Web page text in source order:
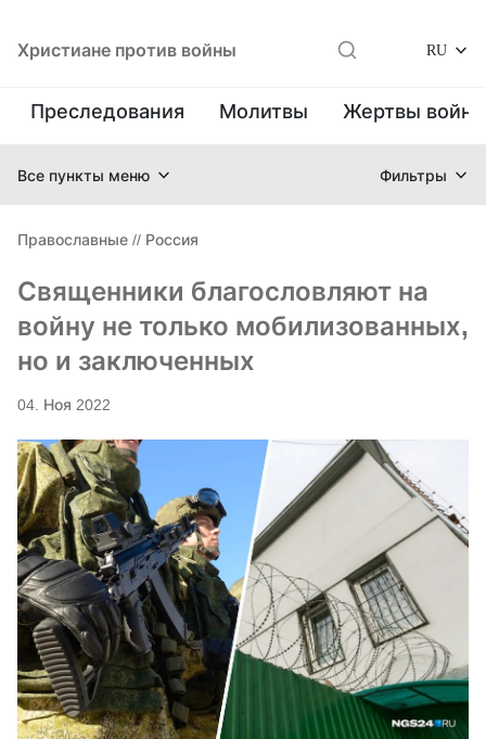
Христиане против войны RU
Преследования Молитвы Жертвы
Все пункты меню Фильтры
Православные // Россия
Священники благословляют на
войну не только мобилизованных,
но и заключенных
04. Ноя 2022